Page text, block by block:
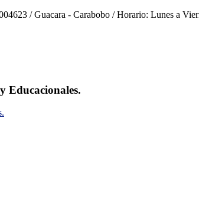
/ Guacara - Carabobo / Horario: Lunes a
Educacionales.